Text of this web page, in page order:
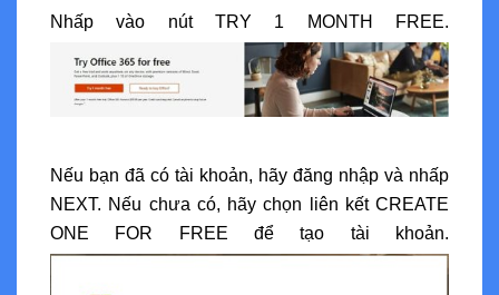
Nhấp vào nút TRY 1 MONTH FREE.
Nếu bạn đã có tài khoản, hãy đăng nhập và nhấp
NEXT. Nếu chưa có, hãy chọn liên kết CREATE
ONE FOR FREE để tạo tài khoản.